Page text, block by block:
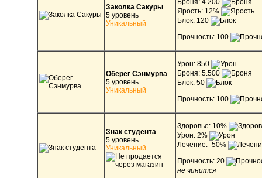
Заколка Сакуры
5 уровень
Уникальный
Ярость: 12%
Блок: 120
Прочность: 100
Оберег Сэнмурва
5 уровень
Уникальный
Урон: 850
Броня: 5.500
Блок: 50
Прочность: 100
Знак студента
5 уровень
Уникальный
Здоровье: 10%
Урон: 2%
Лечение: -50%
Прочность: 20
не чинится